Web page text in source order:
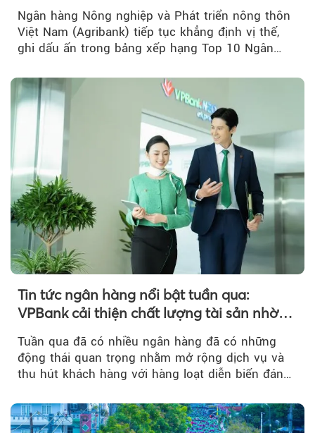
Ngân hàng Nông nghiệp và Phát triển nông thôn
Việt Nam (Agribank) tiếp tục khẳng định vị thế,
ghi dấu ấn trong bảng xếp hạng Top 10 Ngân
Tin tức ngân hàng nổi bật tuần qua:
VPBank cải thiện chất lượng tài sản nhờ
Tuần qua đã có nhiều ngân hàng đã có những
động thái quan trọng nhằm mở rộng dịch vụ và
thu hút khách hàng với hàng loạt diễn biến đáng